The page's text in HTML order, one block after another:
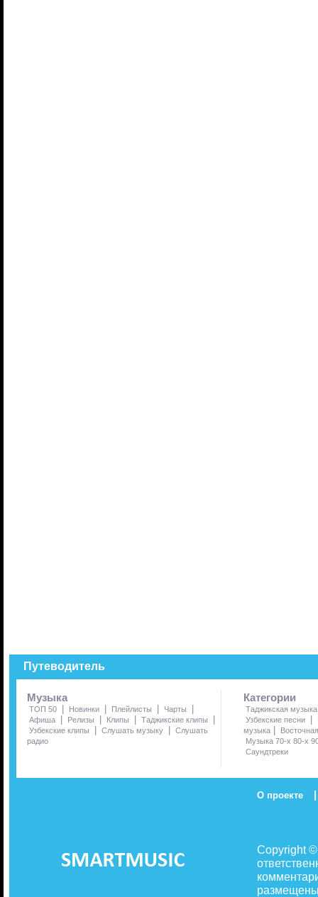
Путеводитель
Музыка
ТОП 50 | Новинки | Плейлисты | Чарты |
Афиша | Релизы | Клипы | Таджикские клипы |
Узбекские клипы | Слушать музыку | Слушать
радио
Категории
Таджикская музыка
Узбекские песни
|
музыка |
Музыка 70-х 80-х
Саундтреки
О проекте |
Copyright
размещены